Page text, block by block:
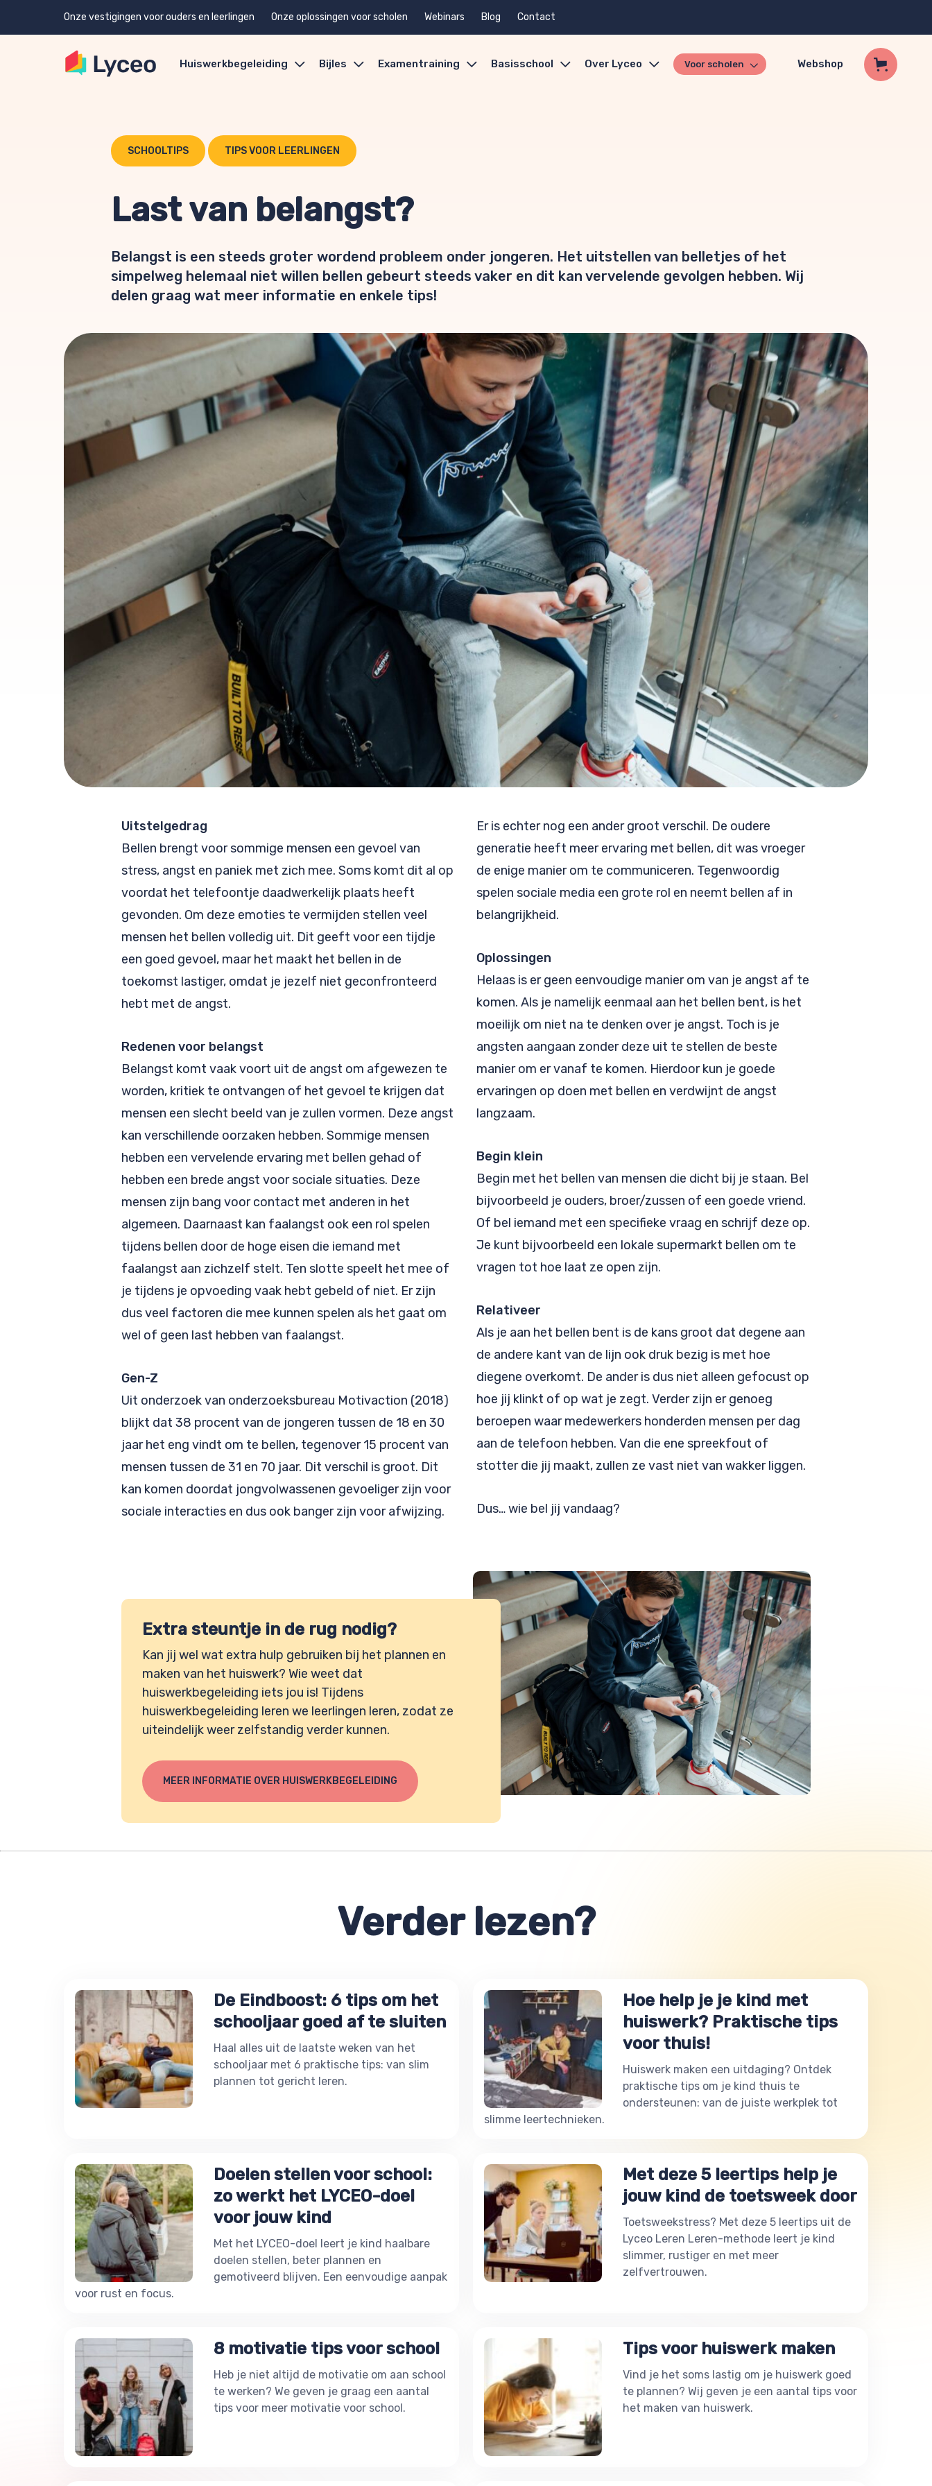
Onze vestigingen voor ouders en leerlingen Onze oplossingen voor scholen Webinars Blog Contact
Huiswerkbegeleiding Bijles Examentraining Basisschool Over Lyceo Voor scholen Webshop
SCHOOLTIPS TIPS VOOR LEERLINGEN
Last van belangst?
Belangst is een steeds groter wordend probleem onder jongeren. Het uitstellen van belletjes of het
simpelweg helemaal niet willen bellen gebeurt steeds vaker en dit kan vervelende gevolgen hebben. Wij
delen graag wat meer informatie en enkele tips!
Uitstelgedrag
Bellen brengt voor sommige mensen een gevoel van
stress, angst en paniek met zich mee. Soms komt dit al op
voordat het telefoontje daadwerkelijk plaats heeft
gevonden. Om deze emoties te vermijden stellen veel
mensen het bellen volledig uit. Dit geeft voor een tijdje
een goed gevoel, maar het maakt het bellen in de
toekomst lastiger, omdat je jezelf niet geconfronteerd
hebt met de angst.
Redenen voor belangst
Belangst komt vaak voort uit de angst om afgewezen te
worden, kritiek te ontvangen of het gevoel te krijgen dat
mensen een slecht beeld van je zullen vormen. Deze angst
kan verschillende oorzaken hebben. Sommige mensen
hebben een vervelende ervaring met bellen gehad of
hebben een brede angst voor sociale situaties. Deze
mensen zijn bang voor contact met anderen in het
algemeen. Daarnaast kan faalangst ook een rol spelen
tijdens bellen door de hoge eisen die iemand met
faalangst aan zichzelf stelt. Ten slotte speelt het mee of
je tijdens je opvoeding vaak hebt gebeld of niet. Er zijn
dus veel factoren die mee kunnen spelen als het gaat om
wel of geen last hebben van faalangst.
Gen-Z
Uit onderzoek van onderzoeksbureau Motivaction (2018)
blijkt dat 38 procent van de jongeren tussen de 18 en 30
jaar het eng vindt om te bellen, tegenover 15 procent van
mensen tussen de 31 en 70 jaar. Dit verschil is groot. Dit
kan komen doordat jongvolwassenen gevoeliger zijn voor
sociale interacties en dus ook banger zijn voor afwijzing.
Er is echter nog een ander groot verschil. De oudere
generatie heeft meer ervaring met bellen, dit was vroeger
de enige manier om te communiceren. Tegenwoordig
spelen sociale media een grote rol en neemt bellen af in
belangrijkheid.
Oplossingen
Helaas is er geen eenvoudige manier om van je angst af te
komen. Als je namelijk eenmaal aan het bellen bent, is het
moeilijk om niet na te denken over je angst. Toch is je
angsten aangaan zonder deze uit te stellen de beste
manier om er vanaf te komen. Hierdoor kun je goede
ervaringen op doen met bellen en verdwijnt de angst
langzaam.
Begin klein
Begin met het bellen van mensen die dicht bij je staan. Bel
bijvoorbeeld je ouders, broer/zussen of een goede vriend.
Of bel iemand met een specifieke vraag en schrijf deze op.
Je kunt bijvoorbeeld een lokale supermarkt bellen om te
vragen tot hoe laat ze open zijn.
Relativeer
Als je aan het bellen bent is de kans groot dat degene aan
de andere kant van de lijn ook druk bezig is met hoe
diegene overkomt. De ander is dus niet alleen gefocust op
hoe jij klinkt of op wat je zegt. Verder zijn er genoeg
beroepen waar medewerkers honderden mensen per dag
aan de telefoon hebben. Van die ene spreekfout of
stotter die jij maakt, zullen ze vast niet van wakker liggen.
Dus… wie bel jij vandaag?
Extra steuntje in de rug nodig?
Kan jij wel wat extra hulp gebruiken bij het plannen en
maken van het huiswerk? Wie weet dat
huiswerkbegeleiding iets jou is! Tijdens
huiswerkbegeleiding leren we leerlingen leren, zodat ze
uiteindelijk weer zelfstandig verder kunnen.
MEER INFORMATIE OVER HUISWERKBEGELEIDING
Verder lezen?
De Eindboost: 6 tips om het
schooljaar goed af te sluiten
Haal alles uit de laatste weken van het
schooljaar met 6 praktische tips: van slim
plannen tot gericht leren.
Hoe help je je kind met
huiswerk? Praktische tips
voor thuis!
Huiswerk maken een uitdaging? Ontdek
praktische tips om je kind thuis te
ondersteunen: van de juiste werkplek tot
slimme leertechnieken.
Doelen stellen voor school:
zo werkt het LYCEO-doel
voor jouw kind
Met het LYCEO-doel leert je kind haalbare
doelen stellen, beter plannen en
gemotiveerd blijven. Een eenvoudige aanpak
voor rust en focus.
Met deze 5 leertips help je
jouw kind de toetsweek door
Toetsweekstress? Met deze 5 leertips uit de
Lyceo Leren Leren-methode leert je kind
slimmer, rustiger en met meer
zelfvertrouwen.
8 motivatie tips voor school
Heb je niet altijd de motivatie om aan school
te werken? We geven je graag een aantal
tips voor meer motivatie voor school.
Tips voor huiswerk maken
Vind je het soms lastig om je huiswerk goed
te plannen? Wij geven je een aantal tips voor
het maken van huiswerk.